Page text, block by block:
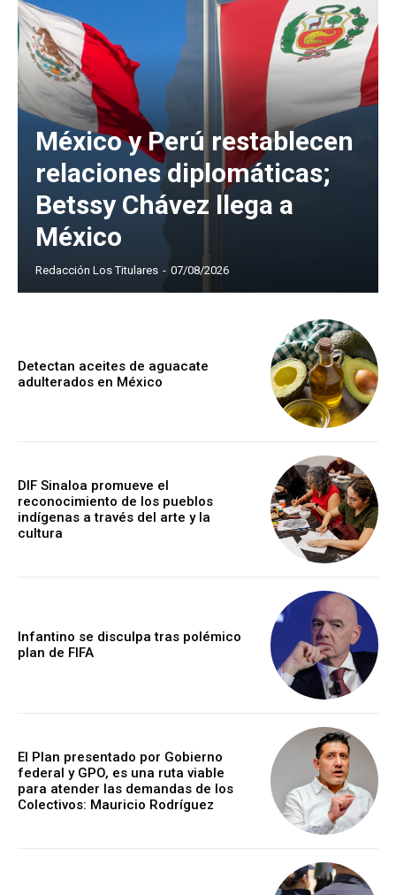
México y Perú restablecen
relaciones diplomáticas;
Betssy Chávez llega a
México
Redacción Los Titulares - 07/08/2026
Detectan aceites de aguacate
adulterados en México
DIF Sinaloa promueve el
reconocimiento de los pueblos
indígenas a través del arte y la
cultura
Infantino se disculpa tras polémico
plan de FIFA
El Plan presentado por Gobierno
federal y GPO, es una ruta viable
para atender las demandas de los
Colectivos: Mauricio Rodríguez